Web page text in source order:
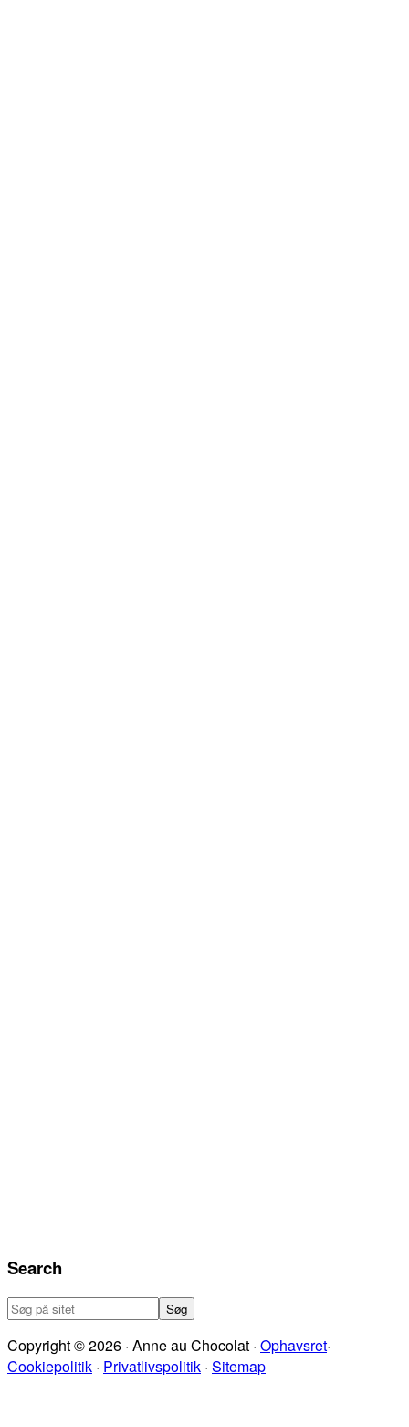
Search
Søg
sitet
Copyright © 2026 · Anne au Chocolat · Ophavsret·
Cookiepolitik · Privatlivspolitik · Sitemap